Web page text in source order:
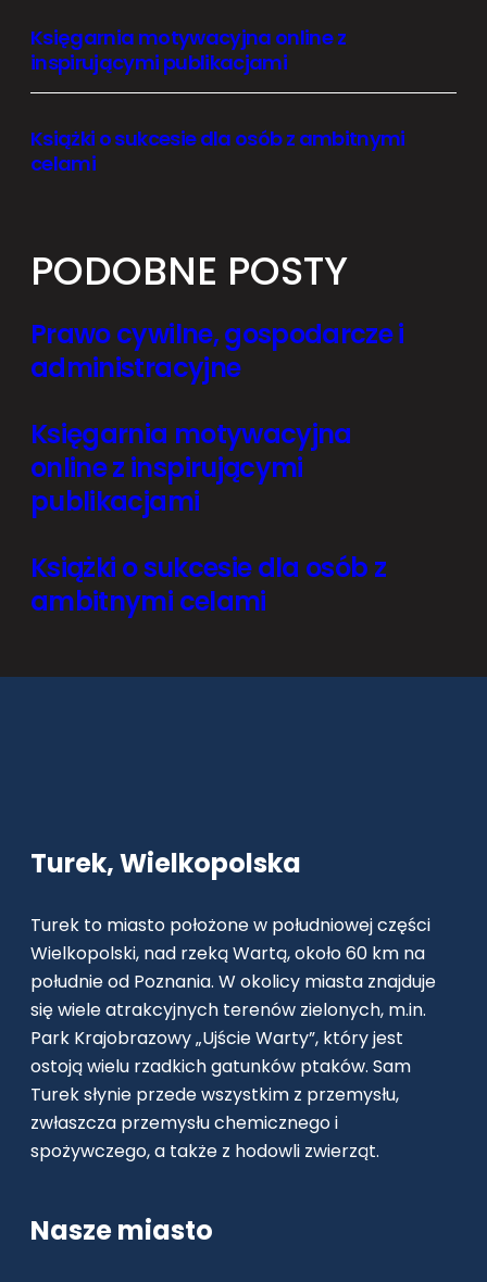
Księgarnia motywacyjna online z
inspirującymi publikacjami
Książki o sukcesie dla osób z ambitnymi
celami
PODOBNE POSTY
Prawo cywilne, gospodarcze i
administracyjne
Księgarnia motywacyjna
online z inspirującymi
publikacjami
Książki o sukcesie dla osób z
ambitnymi celami
Turek, Wielkopolska
Turek to miasto położone w południowej części
Wielkopolski, nad rzeką Wartą, około 60 km na
południe od Poznania. W okolicy miasta znajduje
się wiele atrakcyjnych terenów zielonych, m.in.
Park Krajobrazowy „Ujście Warty”, który jest
ostoją wielu rzadkich gatunków ptaków. Sam
Turek słynie przede wszystkim z przemysłu,
zwłaszcza przemysłu chemicznego i
spożywczego, a także z hodowli zwierząt.
Nasze miasto